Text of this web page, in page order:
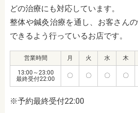
どの治療にも対応しています。
整体や鍼灸治療を通し、お客さん
できるよう行っているお店です。
営業時間 月 火 水 木
13:00～23:00
最終受付22:00
〇 〇 〇 〇
※予約最終受付22:00